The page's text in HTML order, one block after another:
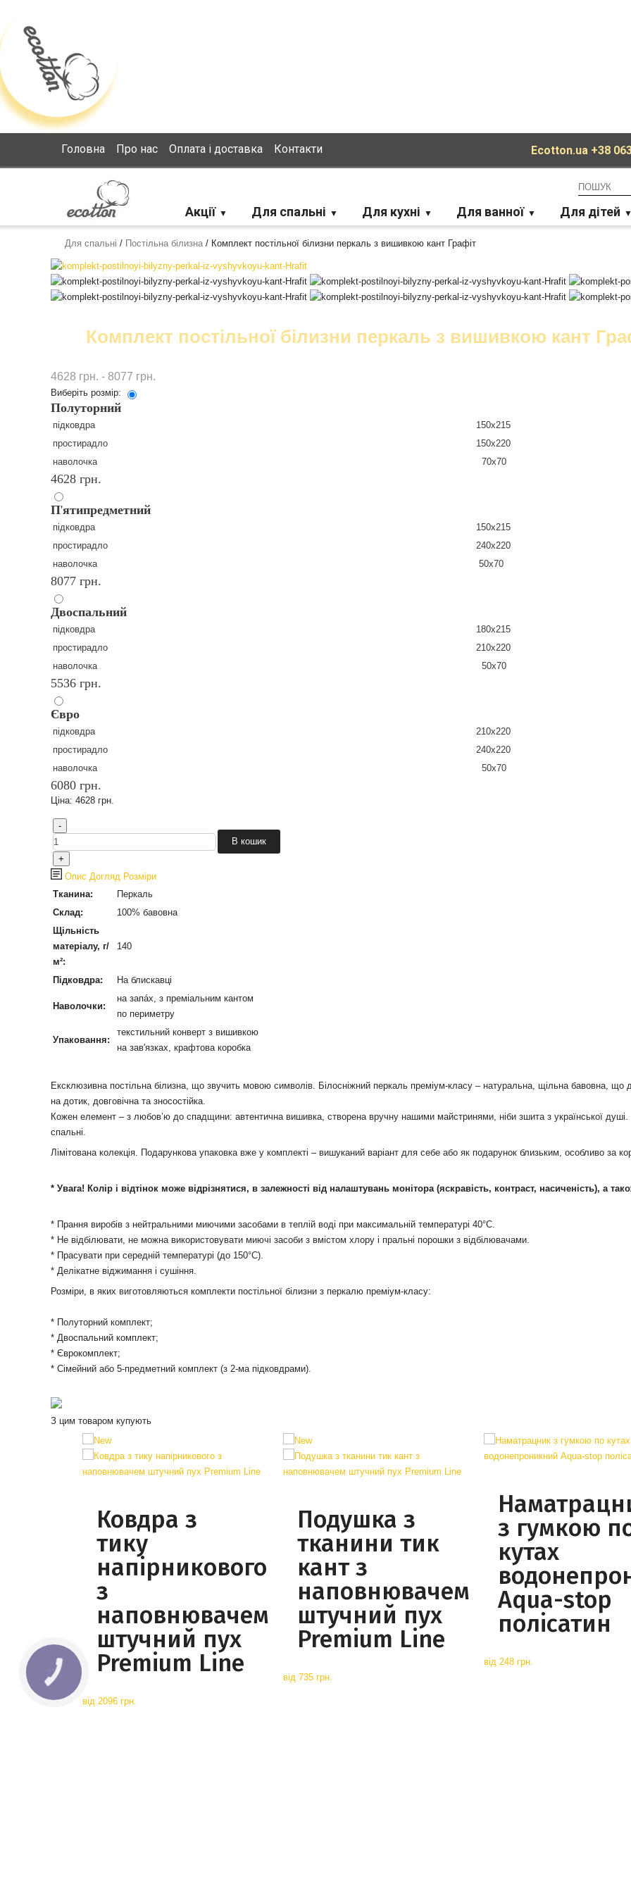
Головна Про нас Оплата і доставка Контакти Ecotton.ua +38
Акції Для спальні Для кухні Для ванної Для дітей
Для спальні / Постільна білизна/ Комплект постільної білизни перкаль з вишивкою кант Графіт
Комплект постільної білизни перкаль з вишивкою кант
4628 грн. - 8077 грн.
Виберіть розмір:
Полуторний
підковдра 150х215
простирадло
150х220
наволочка
70х70
4628 грн.
П'ятипредметний
підковдра 150х215
простирадло
240х220
наволочка
50х70
8077 грн.
Двоспальний
підковдра 180х215
простирадло
210х220
наволочка
50х70
5536 грн.
Євро
підковдра 210х220
простирадло
240х220
наволочка
50х70
6080 грн.
Ціна: 4628 грн.
Опис Догляд Розміри
Тканина:
Перкаль
Склад:
100% бавовна
Щільність
матеріалу, г/
м²:
140
Підковдра: На блискавці
Наволочки:
на запáх, з преміальним кантом
по периметру
Упаковання:
текстильний конверт з вишивкою
на зав'язках, крафтова коробка
Ексклюзивна постільна білизна, що звучить мовою символів. Білосніжний перкаль преміум-класу – натуральна, щільна бавовна, що
на дотик, довговічна та зносостійка.
Кожен елемент – з любов’ю до спадщини: автентична вишивка, створена вручну нашими майстринями, ніби зшита з української душі.
спальні.
Лімітована колекція. Подарункова упаковка вже у комплекті – вишуканий варіант для себе або як подарунок близьким, особливо за
* Увага! Колір і відтінок може відрізнятися, в залежності від налаштувань монітора (яскравість, контраст, насиченість), а
* Прання виробів з нейтральними миючими засобами в теплій воді при максимальній температурі 40°С.
* Не відбілювати, не можна використовувати миючі засоби з вмістом хлору і пральні порошки з відбілювачами.
* Прасувати при середній температурі (до 150°С).
* Делікатне віджимання і сушіння.
Розміри, в яких виготовляються комплекти постільної білизни з перкалю преміум-класу:
* Полуторний комплект;
* Двоспальний комплект;
* Єврокомплект;
* Сімейний або 5-предметний комплект (з 2-ма підковдрами).
З цим товаром купують
Ковдра з
тику
напірникового
з
наповнювачем
штучний пух
Premium Line
від 2096 грн.
Подушка з
тканини тик
кант з
наповнювачем
штучний пух
Premium Line
від 735 грн.
з гумкою
кутах
Aqua-stop
полісатин
від 248 грн.
КНОПКА
СВЯЗИ